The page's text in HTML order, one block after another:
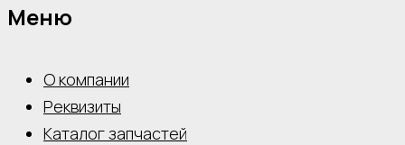
Меню
О компании
Реквизиты
Каталог запчастей